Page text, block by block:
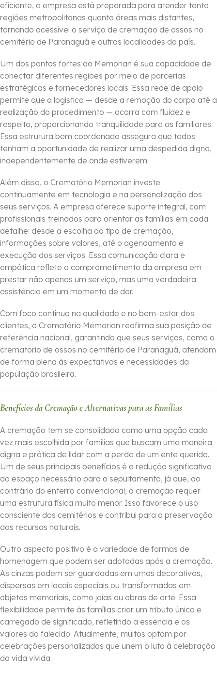
eficiente, a empresa está preparada para atender tanto
regiões metropolitanas quanto áreas mais distantes,
tornando acessível o serviço de cremação de ossos no
cemitério de Paranaguá e outras localidades do país.
Um dos pontos fortes do Memorian é sua capacidade de
conectar diferentes regiões por meio de parcerias
estratégicas e fornecedores locais. Essa rede de apoio
permite que a logística — desde a remoção do corpo até a
realização do procedimento — ocorra com fluidez e
respeito, proporcionando tranquilidade para os familiares.
Essa estrutura bem coordenada assegura que todos
tenham a oportunidade de realizar uma despedida digna,
independentemente de onde estiverem.
Além disso, o Crematório Memorian investe
continuamente em tecnologia e na personalização dos
seus serviços. A empresa oferece suporte integral, com
profissionais treinados para orientar as famílias em cada
detalhe: desde a escolha do tipo de cremação,
informações sobre valores, até o agendamento e
execução dos serviços. Essa comunicação clara e
empática reflete o comprometimento da empresa em
prestar não apenas um serviço, mas uma verdadeira
assistência em um momento de dor.
Com foco contínuo na qualidade e no bem-estar dos
clientes, o Crematório Memorian reafirma sua posição de
referência nacional, garantindo que seus serviços, como o
crematorio de ossos no cemitério de Paranaguá, atendam
de forma plena às expectativas e necessidades da
população brasileira.
Benefícios da Cremação e Alternativas para as Famílias
A cremação tem se consolidado como uma opção cada
vez mais escolhida por famílias que buscam uma maneira
digna e prática de lidar com a perda de um ente querido.
Um de seus principais benefícios é a redução significativa
do espaço necessário para o sepultamento, já que, ao
contrário do enterro convencional, a cremação requer
uma estrutura física muito menor. Isso favorece o uso
consciente dos cemitérios e contribui para a preservação
dos recursos naturais.
Outro aspecto positivo é a variedade de formas de
homenagem que podem ser adotadas após a cremação.
As cinzas podem ser guardadas em urnas decorativas,
dispersas em locais especiais ou transformadas em
objetos memoriais, como joias ou obras de arte. Essa
flexibilidade permite às famílias criar um tributo único e
carregado de significado, refletindo a essência e os
valores do falecido. Atualmente, muitos optam por
celebrações personalizadas que unem o luto à celebração
da vida vivida.